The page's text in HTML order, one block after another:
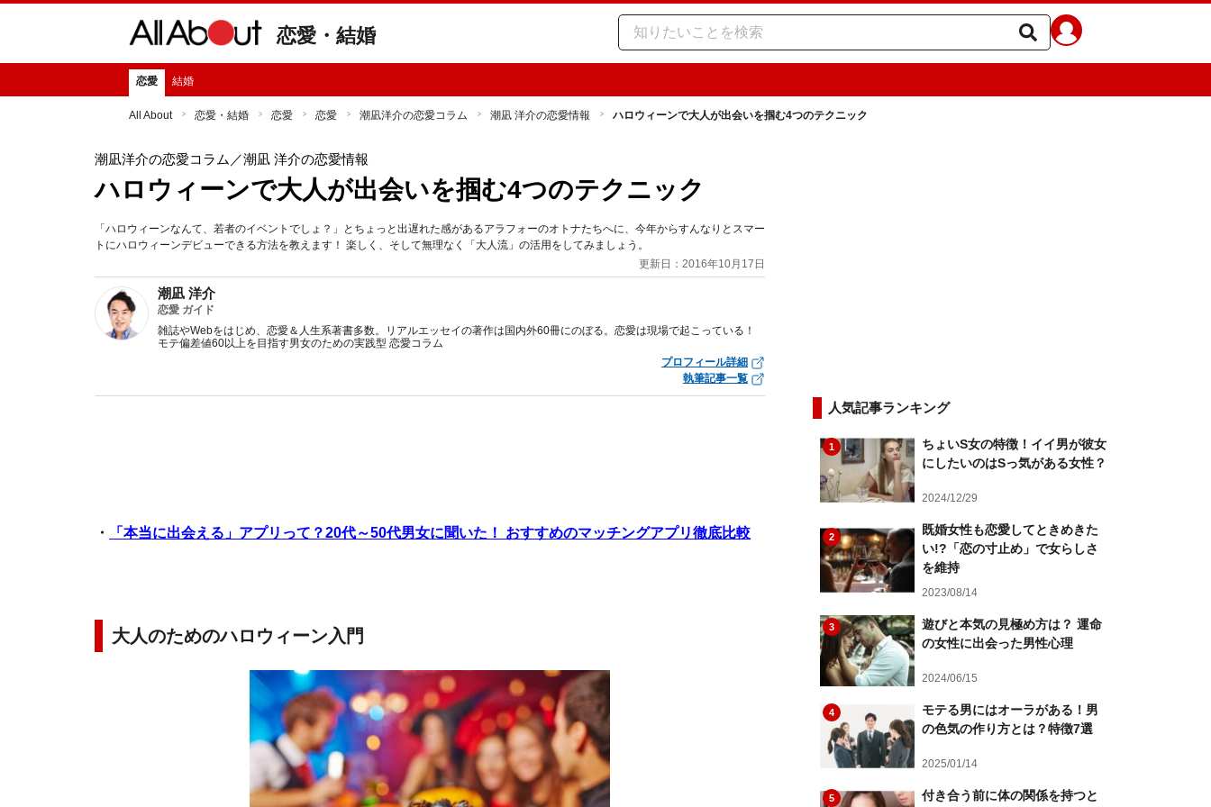
恋愛・結婚
恋愛 結婚
All About 恋愛・結婚 恋愛 恋愛 潮凪洋介の恋愛コラム 潮凪 洋介の恋愛情報 ハロウィーンで大人が出会いを掴む4つのテクニック
潮凪洋介の恋愛コラム ／潮凪 洋介の恋愛情報
ハロウィーンで大人が出会いを掴む4つのテクニック
「ハロウィーンなんて、若者のイベントでしょ？」とちょっと出遅れた感があるアラフォーのオトナたちへに、今年からすんなりとスマー
トにハロウィーンデビューできる方法を教えます！ 楽しく、そして無理なく「大人流」の活用をしてみましょう。
更新日：2016年10月17日
潮凪 洋介
恋愛 ガイド
雑誌やWebをはじめ、恋愛＆人生系著書多数。リアルエッセイの著作は国内外60冊にのぼる。恋愛は現場で起こっている！
モテ偏差値60以上を目指す男女のための実践型 恋愛コラム
プロフィール詳細
執筆記事一覧
・ 「本当に出会える」アプリって？20代～50代男女に聞いた！ おすすめのマッチングアプリ徹底比較
大人のためのハロウィーン入門
人気記事ランキング
1
ちょいS女の特徴！イイ男が彼女
にしたいのはSっ気がある女性？
2024/12/29
2
既婚女性も恋愛してときめきた
い!?「恋の寸止め」で女らしさ
を維持
2023/08/14
3
遊びと本気の見極め方は？ 運命
の女性に出会った男性心理
2024/06/15
4
モテる男にはオーラがある！男
の色気の作り方とは？特徴7選
2025/01/14
5 付き合う前に体の関係を持つと